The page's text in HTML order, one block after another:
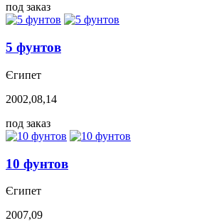
под заказ
5 фунтов
Єгипет
2002,08,14
под заказ
10 фунтов
Єгипет
2007,09